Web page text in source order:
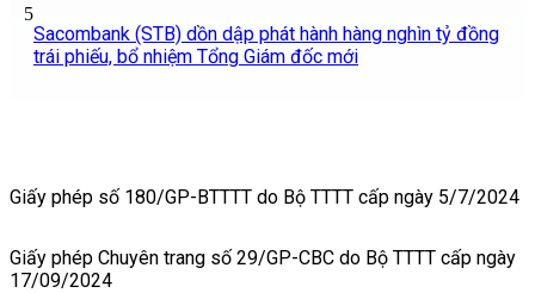
5
Sacombank (STB) dồn dập phát hành hàng nghìn tỷ đồng
trái phiếu, bổ nhiệm Tổng Giám đốc mới
Giấy phép số 180/GP-BTTTT do Bộ TTTT cấp ngày 5/7/2024
Giấy phép Chuyên trang số 29/GP-CBC do Bộ TTTT cấp ngày
17/09/2024